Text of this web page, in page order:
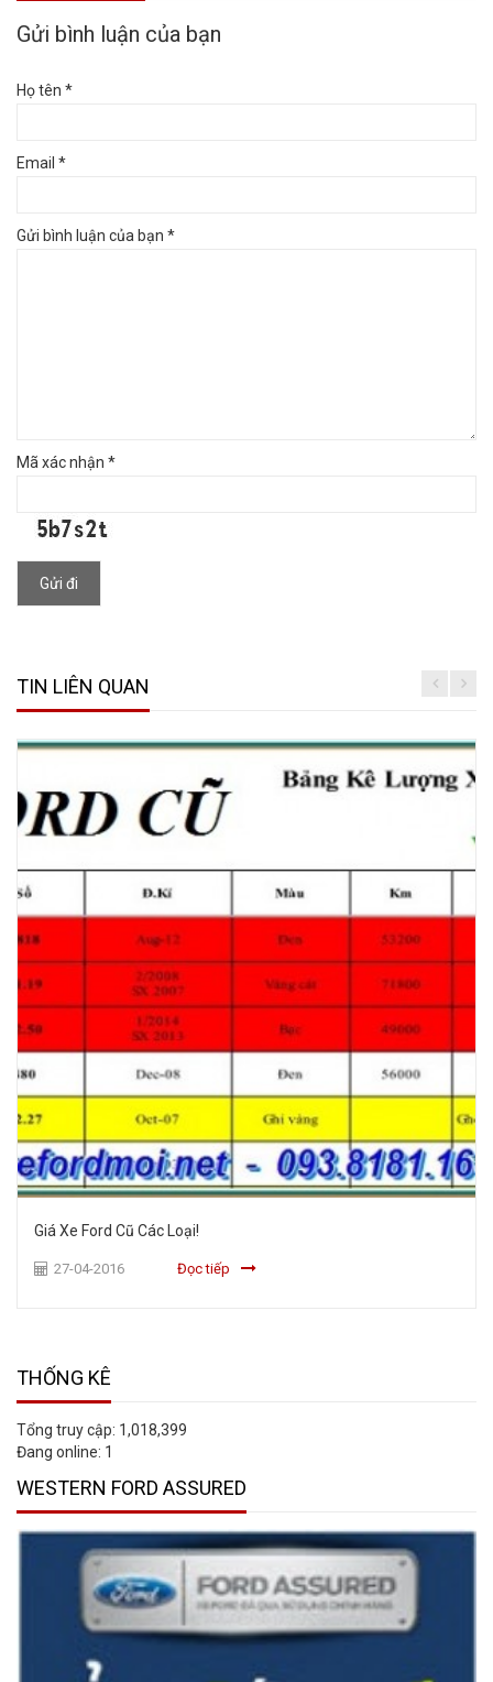
Gửi bình luận của bạn
Họ tên *
Email *
Gửi bình luận của bạn *
Mã xác nhận *
Gửi đi
TIN LIÊN QUAN
Giá Xe Ford Cũ Các Loại!
27-04-2016 Đọc tiếp
THỐNG KÊ
Tổng truy cập: 1,018,399
Đang online: 1
WESTERN FORD ASSURED